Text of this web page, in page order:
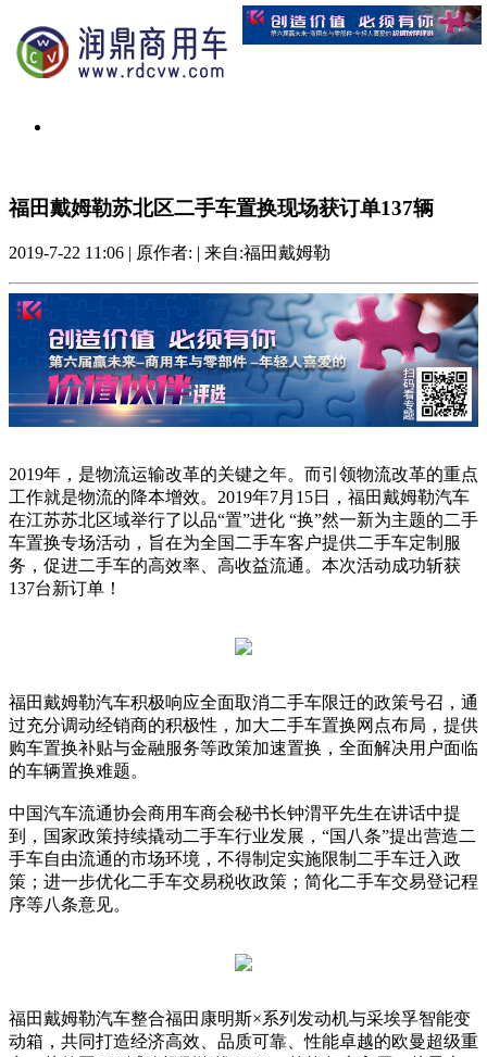
福田戴姆勒苏北区二手车置换现场获订单137辆
2019-7-22 11:06 | 原作者: | 来自:福田戴姆勒
2019年，是物流运输改革的关键之年。而引领物流改革的重点
工作就是物流的降本增效。2019年7月15日，福田戴姆勒汽车
在江苏苏北区域举行了以品“置”进化 “换”然一新为主题的二手
车置换专场活动，旨在为全国二手车客户提供二手车定制服
务，促进二手车的高效率、高收益流通。本次活动成功斩获
137台新订单！
福田戴姆勒汽车积极响应全面取消二手车限迁的政策号召，通
过充分调动经销商的积极性，加大二手车置换网点布局，提供
购车置换补贴与金融服务等政策加速置换，全面解决用户面临
的车辆置换难题。
中国汽车流通协会商用车商会秘书长钟渭平先生在讲话中提
到，国家政策持续撬动二手车行业发展，“国八条”提出营造二
手车自由流通的市场环境，不得制定实施限制二手车迁入政
策；进一步优化二手车交易税收政策；简化二手车交易登记程
序等八条意见。
福田戴姆勒汽车整合福田康明斯×系列发动机与采埃孚智能变
动箱，共同打造经济高效、品质可靠、性能卓越的欧曼超级重